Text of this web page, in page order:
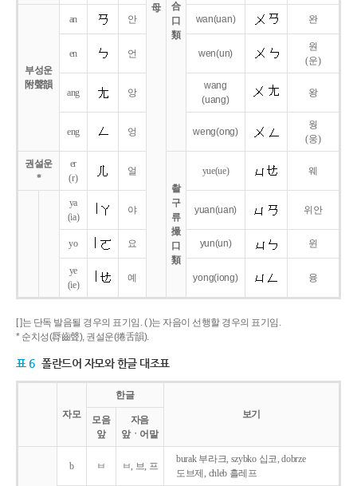
母
合
口
類
부성운
附聲韻
an 안 wan(uan) 완
en 언 wen(un)
원
(운)
ang 앙
wang
(uang)
왕
eng 엉 weng(ong)
웡
(웅)
권설운
*
er
(r)
얼
촬
구
류
撮
口
類
yue(ue) 웨
ya
(ia)
야 yuan(uan) 위안
yo 요 yun(un) 윈
ye
(ie)
예 yong(iong) 융
[ ]는 단독 발음될 경우의 표기임. ( )는 자음이 선행할 경우의 표기임.
* 순치성(脣齒聲), 권설운(捲舌韻).
표 6 폴란드어 자모와 한글 대조표
자모
한글
보기
모음
앞
자음
앞ㆍ어말
b ㅂ ㅂ, 브, 프
burak 부라크, szybko 십코, dobrze
도브제, chleb 흘레프